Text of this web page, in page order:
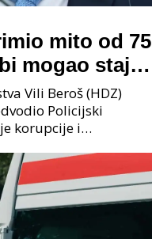
mito od 75
mogao stajati
udruženja
Vili Beroš (HDZ)
Policijski
korupcije i